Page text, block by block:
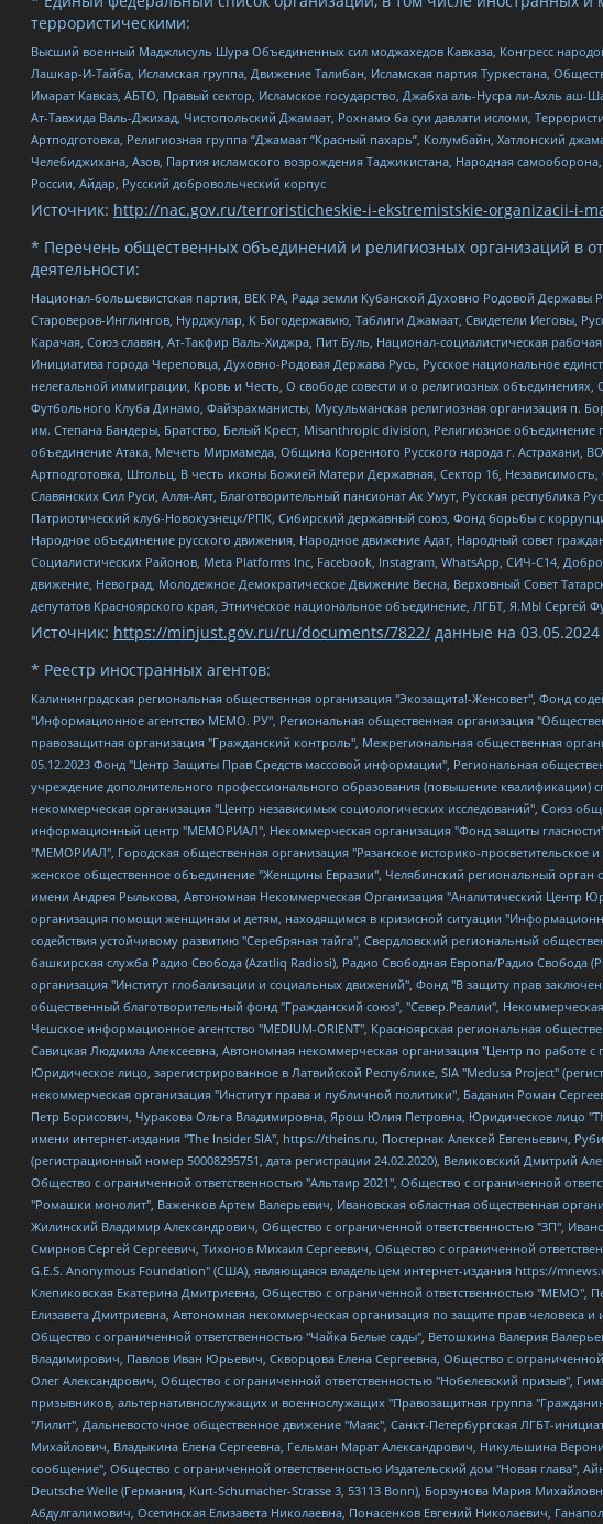
террористическими:
Высший военный Маджлисуль Шура Объединенных сил моджахедов Кавказа, Конгресс
Лашкар-И-Тайба, Исламская группа, Движение Талибан, Исламская партия Туркестана,
Имарат Кавказ, АБТО, Правый сектор, Исламское государство, Джабха аль-Нусра ли-Ахль
Ат-Тавхида Валь-Джихад, Чистопольский Джамаат, Рохнамо ба суи давлати исломи,
Артподготовка, Религиозная группа “Джамаат “Красный пахарь”, Колумбайн, Хатлонский
Челебиджихана, Азов, Партия исламского возрождения Таджикистана, Народная
России, Айдар, Русский добровольческий корпус
Источник: http://nac.gov.ru/terroristicheskie-i-ekstremistskie-organizacii-i-
* Перечень общественных объединений и религиозных организаций в
деятельности:
Национал-большевистская партия, ВЕК РА, Рада земли Кубанской Духовно Родовой
Староверов-Инглингов, Нурджулар, К Богодержавию, Таблиги Джамаат, Свидетели Иеговы,
Карачая, Союз славян, Ат-Такфир Валь-Хиджра, Пит Буль, Национал-социалистическая
Инициатива города Череповца, Духовно-Родовая Держава Русь, Русское национальное
нелегальной иммиграции, Кровь и Честь, О свободе совести и о религиозных
Футбольного Клуба Динамо, Файзрахманисты, Мусульманская религиозная организация п.
им. Степана Бандеры, Братство, Белый Крест, Misanthropic division, Религиозное
объединение Атака, Мечеть Мирмамеда, Община Коренного Русского народа г. Астрахани,
Артподготовка, Штольц, В честь иконы Божией Матери Державная, Сектор 16,
Славянских Сил Руси, Алля-Аят, Благотворительный пансионат Ак Умут, Русская республика
Патриотический клуб-Новокузнецк/РПК, Сибирский державный союз, Фонд борьбы с
Народное объединение русского движения, Народное движение Адат, Народный совет
Социалистических Районов, Meta Platforms Inc, Facebook, Instagram, WhatsApp, СИЧ-С14,
движение, Невоград, Молодежное Демократическое Движение Весна, Верховный Совет
депутатов Красноярского края, Этническое национальное объединение, ЛГБТ, Я.МЫ Сергей
Источник: https://minjust.gov.ru/ru/documents/7822/ данные на 03.05.2024
* Реестр иностранных агентов:
Калининградская региональная общественная организация "Экозащита!-Женсовет", Фонд содействия защите прав и свобод граждан "Общественный вердикт", Фонд "Институт Развития Свободы Информации", Частное учреждение "Информационное агентство МЕМО. РУ", Региональная общественная организация "Общественная комиссия по сохранению наследия академика Сахарова", Фонд поддержки свободы прессы, Санкт-Петербургская общественная правозащитная организация "Гражданский контроль", Межрегиональная общественная организация "Информационно-просветительский центр "Мемориал", Региональный Фонд "Центр Защиты Прав Средств Массовой Информации", с 05.12.2023 Фонд "Центр Защиты Прав Средств массовой информации", Региональная общественная благотворительная организация помощи беженцам и мигрантам "Гражданское содействие", Негосударственное образовательное учреждение дополнительного профессионального образования (повышение квалификации) специалистов "АКАДЕМИЯ ПО ПРАВАМ ЧЕЛОВЕКА", Свердловская региональная общественная организация "Сутяжник", Автономная некоммерческая организация "Центр независимых социологических исследований", Союз общественных объединений "Российский исследовательский центр по правам человека", Региональное общественное учреждение научно-информационный центр "МЕМОРИАЛ", Некоммерческая организация "Фонд защиты гласности", Автономная некоммерческая организация "Институт прав человека", Городская общественная организация "Екатеринбургское общество "МЕМОРИАЛ", Городская общественная организация "Рязанское историко-просветительское и правозащитное общество "Мемориал" (Рязанский Мемориал), Челябинский региональный орган общественной самодеятельности – женское общественное объединение "Женщины Евразии", Челябинский региональный орган общественной самодеятельности "Уральская правозащитная группа", Фонд содействия защите здоровья и социальной справедливости имени Андрея Рылькова, Автономная Некоммерческая Организация "Аналитический Центр Юрия Левады", Автономная некоммерческая организация социальной поддержки населения "Проект Апрель", Региональная общественная организация помощи женщинам и детям, находящимся в кризисной ситуации "Информационно-методический центр "Анна", Фонд содействия развитию массовых коммуникаций и правовому просвещению "Так-так-Так", Фонд содействия устойчивому развитию "Серебряная тайга", Свердловский региональный общественный фонд социальных проектов "Новое время", "Idel.Реалии", Кавказ.Реалии, Крым.Реалии, Телеканал Настоящее Время, Татаро-башкирская служба Радио Свобода (Azatliq Radiosi), Радио Свободная Европа/Радио Свобода (PCE/PC), "Сибирь.Реалии", "Фактограф", Благотворительный фонд помощи осужденным и их семьям, Автономная некоммерческая организация "Институт глобализации и социальных движений", Фонд "В защиту прав заключенных", Частное учреждение "Центр поддержки и содействия развитию средств массовой информации", Пензенский региональный общественный благотворительный фонд "Гражданский союз", "Север.Реалии", Некоммерческая организация Фонд "Правовая инициатива", Общество с ограниченной ответственностью "Радио Свободная Европа/Радио Свобода", Чешское информационное агентство "MEDIUM-ORIENT", Красноярская региональная общественная организация "Мы против СПИДа", Камалягин Денис Николаевич, Маркелов Сергей Евгеньевич, Пономарев Лев Александрович, Савицкая Людмила Алексеевна, Автономная некоммерческая организация "Центр по работе с проблемой насилия "НАСИЛИЮ.НЕТ", Межрегиональный профессиональный союз работников здравоохранения "Альянс врачей", Юридическое лицо, зарегистрированное в Латвийской Республике, SIA "Medusa Project" (регистрационный номер 40103797863, дата регистрации 10.06.2014), Некоммерческая организация "Фонд по борьбе с коррупцией", Автономная некоммерческая организация "Институт права и публичной политики", Баданин Роман Сергеевич, Гликин Максим Александрович, Железнова Мария Михайловна, Лукьянова Юлия Сергеевна, Маетная Елизавета Витальевна, Маняхин Петр Борисович, Чуракова Ольга Владимировна, Ярош Юлия Петровна,